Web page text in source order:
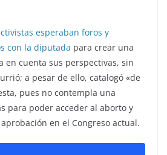
esperaban foros y
con la diputada para crear una
en cuenta sus perspectivas, sin
a pesar de ello, catalogó «de
pues no contempla una
para poder acceder al aborto y
en el Congreso actual.